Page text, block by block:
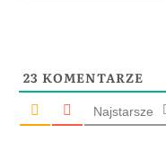
23 KOMENTARZE
Najstarsze